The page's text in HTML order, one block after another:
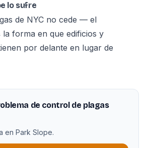
lo sufre
de NYC no cede — el
la forma en que edificios y
por delante en lugar de
de control de plagas
en Park Slope.